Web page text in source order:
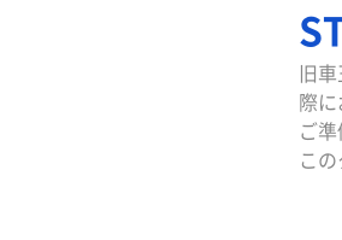
旧
際
ご
こ